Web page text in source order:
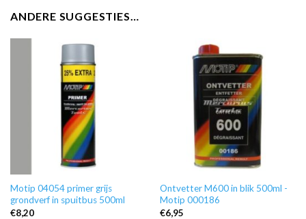
ANDERE SUGGESTIES…
Motip 04054 primer grijs
grondverf in spuitbus 500ml
€8,20
Ontvetter M600 in blik 500ml -
Motip 000186
€6,95